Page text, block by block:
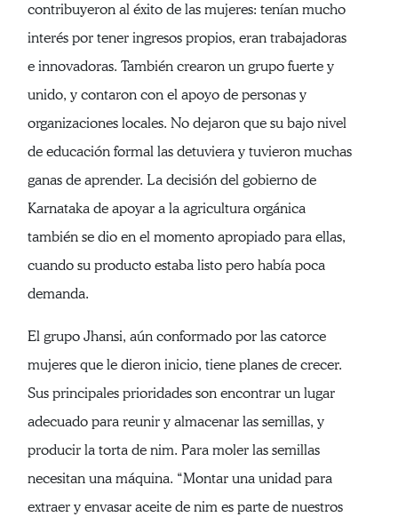
contribuyeron al éxito de las mujeres: tenían mucho
interés por tener ingresos propios, eran trabajadoras
e innovadoras. También crearon un grupo fuerte y
unido, y contaron con el apoyo de personas y
organizaciones locales. No dejaron que su bajo nivel
de educación formal las detuviera y tuvieron muchas
ganas de aprender. La decisión del gobierno de
Karnataka de apoyar a la agricultura orgánica
también se dio en el momento apropiado para ellas,
cuando su producto estaba listo pero había poca
demanda.
El grupo Jhansi, aún conformado por las catorce
mujeres que le dieron inicio, tiene planes de crecer.
Sus principales prioridades son encontrar un lugar
adecuado para reunir y almacenar las semillas, y
producir la torta de nim. Para moler las semillas
necesitan una máquina. “Montar una unidad para
extraer y envasar aceite de nim es parte de nuestros